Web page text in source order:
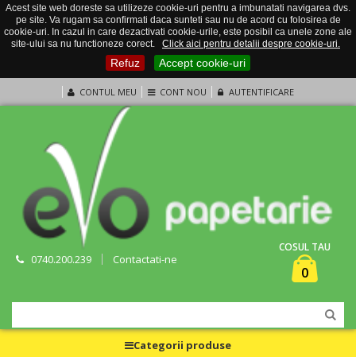
Acest site web doreste sa utilizeze cookie-uri pentru a imbunatati navigarea dvs.
pe site. Va rugam sa confirmati daca sunteti sau nu de acord cu folosirea de
cookie-uri. In cazul in care dezactivati cookie-urile, este posibil ca unele zone ale
site-ului sa nu functioneze corect.
Click aici pentru detalii despre cookie-uri.
Refuz Accept cookie-uri
CONTUL MEU CONT NOU AUTENTIFICARE
0740.200.239 Contactati-ne
COSUL TAU
0
Categorii produse